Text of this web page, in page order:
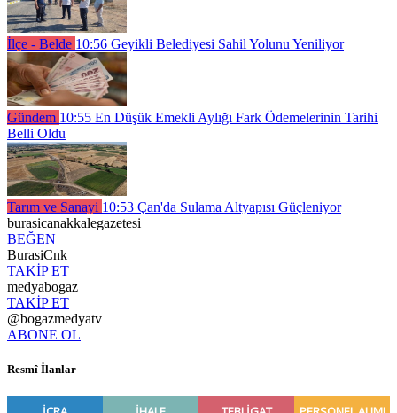
İlçe - Belde 10:56 Geyikli Belediyesi Sahil Yolunu Yeniliyor
Gündem 10:55 En Düşük Emekli Aylığı Fark Ödemelerinin Tarihi
Belli Oldu
Tarım ve Sanayi 10:53 Çan'da Sulama Altyapısı Güçleniyor
burasicanakkalegazetesi
BEĞEN
BurasiCnk
TAKİP ET
medyabogaz
TAKİP ET
@bogazmedyatv
ABONE OL
Resmî İlanlar